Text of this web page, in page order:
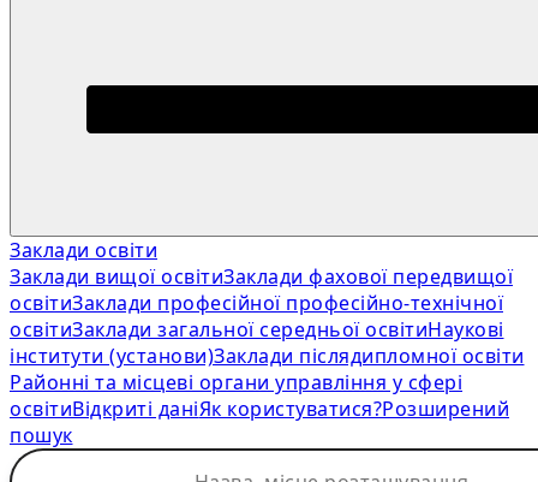
Заклади освіти
Заклади вищої освітиЗаклади фахової передвищої
освітиЗаклади професійної професійно-технічної
освітиЗаклади загальної середньої освітиНаукові
інститути (установи)Заклади післядипломної освіти
Районні та місцеві органи управління у сфері
освітиВідкриті даніЯк користуватися?Розширений
пошук